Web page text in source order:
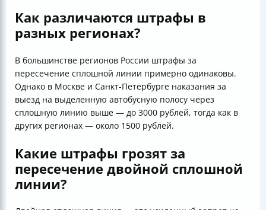
Как различаются штрафы в
разных регионах?
В большинстве регионов России штрафы за
пересечение сплошной линии примерно одинаковы.
Однако в Москве и Санкт-Петербурге наказания за
выезд на выделенную автобусную полосу через
сплошную линию выше — до 3000 рублей, тогда как в
других регионах — около 1500 рублей.
Какие штрафы грозят за
пересечение двойной сплошной
линии?